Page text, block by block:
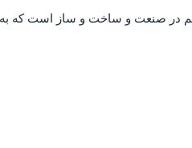
در صنعت و ساخت و ساز است که به